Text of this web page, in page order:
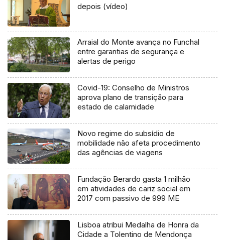
depois (vídeo)
Arraial do Monte avança no Funchal
entre garantias de segurança e
alertas de perigo
Covid-19: Conselho de Ministros
aprova plano de transição para
estado de calamidade
Novo regime do subsídio de
mobilidade não afeta procedimento
das agências de viagens
Fundação Berardo gasta 1 milhão
em atividades de cariz social em
2017 com passivo de 999 ME
Lisboa atribui Medalha de Honra da
Cidade a Tolentino de Mendonça